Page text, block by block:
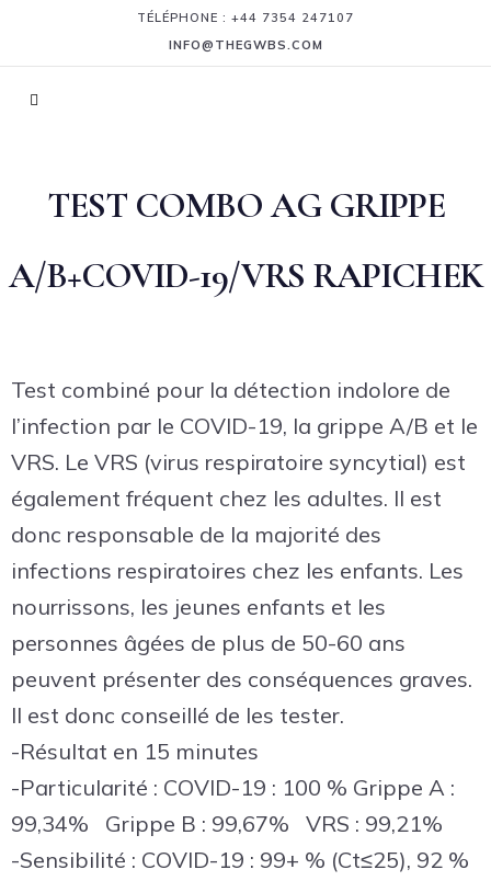
TÉLÉPHONE : +44 7354 247107
INFO@THEGWBS.COM
TEST COMBO AG GRIPPE
A/B+COVID-19/VRS RAPICHEK
Test combiné pour la détection indolore de
l’infection par le COVID-19, la grippe A/B et le
VRS. Le VRS (virus respiratoire syncytial) est
également fréquent chez les adultes. Il est
donc responsable de la majorité des
infections respiratoires chez les enfants. Les
nourrissons, les jeunes enfants et les
personnes âgées de plus de 50-60 ans
peuvent présenter des conséquences graves.
Il est donc conseillé de les tester.
-Résultat en 15 minutes
-Particularité : COVID-19 : 100 % Grippe A :
99,34% Grippe B : 99,67% VRS : 99,21%
-Sensibilité : COVID-19 : 99+ % (Ct≤25), 92 %